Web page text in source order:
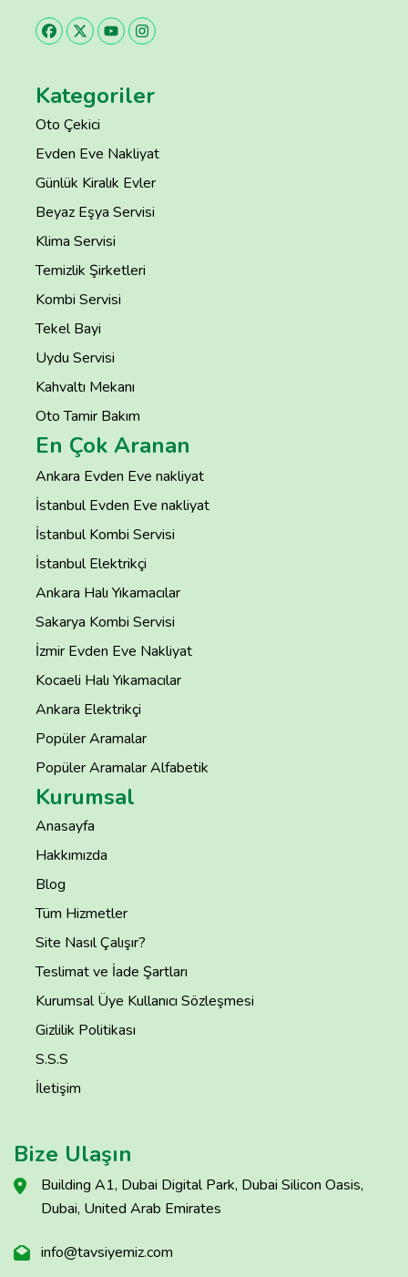
Kategoriler
Oto Çekici
Evden Eve Nakliyat
Günlük Kiralık Evler
Beyaz Eşya Servisi
Klima Servisi
Temizlik Şirketleri
Kombi Servisi
Tekel Bayi
Uydu Servisi
Kahvaltı Mekanı
Oto Tamir Bakım
En Çok Aranan
Ankara Evden Eve nakliyat
İstanbul Evden Eve nakliyat
İstanbul Kombi Servisi
İstanbul Elektrikçi
Ankara Halı Yıkamacılar
Sakarya Kombi Servisi
İzmir Evden Eve Nakliyat
Kocaeli Halı Yıkamacılar
Ankara Elektrikçi
Popüler Aramalar
Popüler Aramalar Alfabetik
Kurumsal
Anasayfa
Hakkımızda
Blog
Tüm Hizmetler
Site Nasıl Çalışır?
Teslimat ve İade Şartları
Kurumsal Üye Kullanıcı Sözleşmesi
Gizlilik Politikası
S.S.S
İletişim
Bize Ulaşın
Building A1, Dubai Digital Park, Dubai Silicon Oasis,
Dubai, United Arab Emirates
info@tavsiyemiz.com